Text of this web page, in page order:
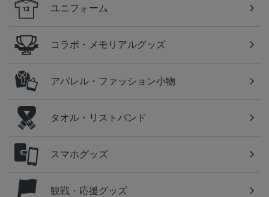
ユニフォーム
コラボ・メモリアルグッズ
アパレル・ファッション小物
タオル・リストバンド
スマホグッズ
観戦・応援グッズ